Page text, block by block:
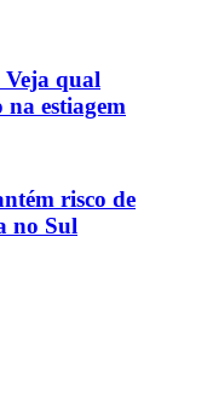
Veja qual
na estiagem
risco de
no Sul